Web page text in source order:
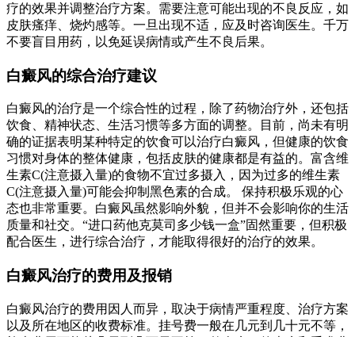
疗的效果并调整治疗方案。需要注意可能出现的不良反应，如
皮肤瘙痒、烧灼感等。一旦出现不适，应及时咨询医生。千万
不要盲目用药，以免延误病情或产生不良后果。
白癜风的综合治疗建议
白癜风的治疗是一个综合性的过程，除了药物治疗外，还包括
饮食、精神状态、生活习惯等多方面的调整。目前，尚未有明
确的证据表明某种特定的饮食可以治疗白癜风，但健康的饮食
习惯对身体的整体健康，包括皮肤的健康都是有益的。富含维
生素C(注意摄入量)的食物不宜过多摄入，因为过多的维生素
C(注意摄入量)可能会抑制黑色素的合成。 保持积极乐观的心
态也非常重要。白癜风虽然影响外貌，但并不会影响你的生活
质量和社交。“进口药他克莫司多少钱一盒”固然重要，但积极
配合医生，进行综合治疗，才能取得很好的治疗的效果。
白癜风治疗的费用及报销
白癜风治疗的费用因人而异，取决于病情严重程度、治疗方案
以及所在地区的收费标准。挂号费一般在几元到几十元不等，